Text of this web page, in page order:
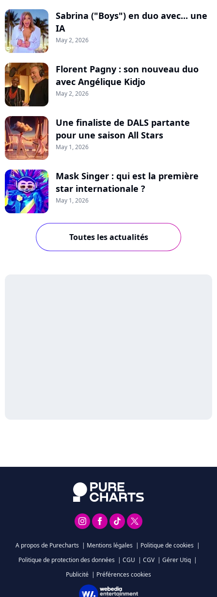
Sabrina ("Boys") en duo avec... une
IA
May 2, 2026
Florent Pagny : son nouveau duo
avec Angélique Kidjo
May 2, 2026
Une finaliste de DALS partante
pour une saison All Stars
May 1, 2026
Mask Singer : qui est la première
star internationale ?
May 1, 2026
Toutes les actualités
A propos de Purecharts | Mentions légales | Politique de cookies |
Politique de protection des données | CGU | CGV | Gérer Utiq |
Publicité | Préférences cookies